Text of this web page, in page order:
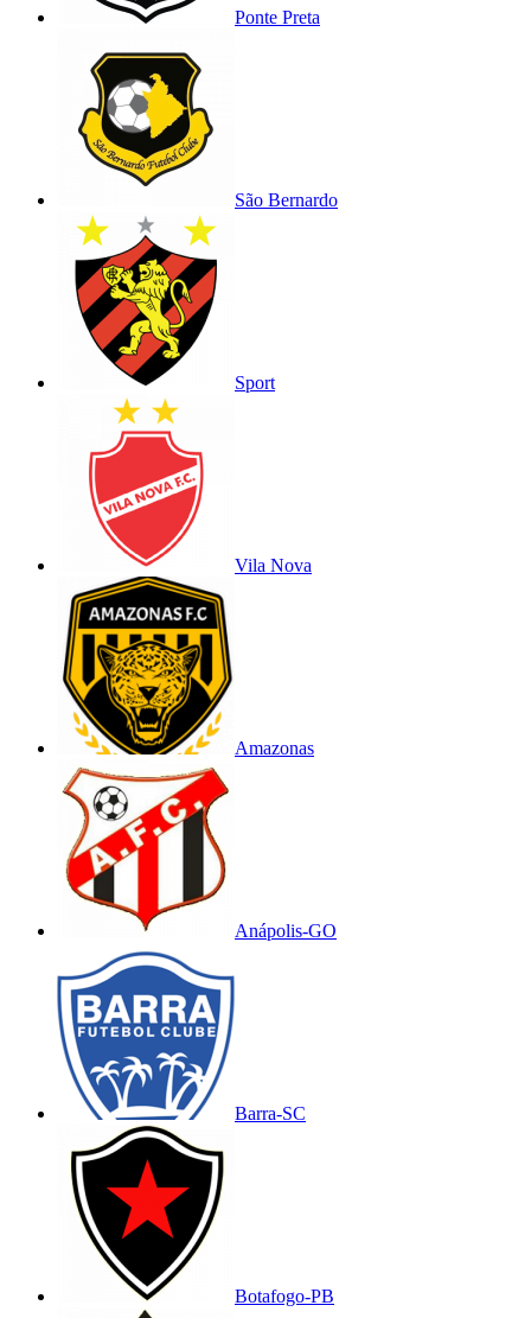
Ponte Preta
São Bernardo
Sport
Vila Nova
Amazonas
Anápolis-GO
Barra-SC
Botafogo-PB